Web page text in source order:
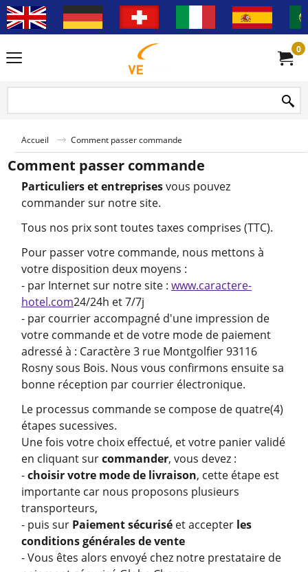
0
Accueil Comment passer commande
Comment passer commande
Particuliers et entreprisesvous pouvez
commander sur notre site.
Tous nos prix sont toutes taxes comprises (TTC).
Pour passer votre commande, nous mettons à
votre disposition deux moyens :
- par Internet sur notre site : www.caractere-
hotel.com24/24h et 7/7j
- par courrier accompagné d'une impression de
votre commande et de votre mode de paiement
adressé à : Caractère 3 rue Montgolfier 93116
Rosny sous Bois. Nous vous confirmons ensuite sa
bonne réception par courrier électronique.
Le processus commande se compose de quatre(4)
étapes sucessives.
Une fois votre choix effectué, et votre panier validé
en cliquant surcommander, vous devez :
-choisir votre mode de livraison, cette étape est
importante car nous proposons plusieurs
transporteurs,
- puis sur Paiement sécurisé et accepter les
conditions générales de vente
- Vous êtes alors envoyé chez notre prestataire de